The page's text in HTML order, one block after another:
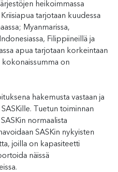
heikoimmassa
tarjotaan kuudessa
Myanmarissa,
Filippiineillä ja
apua tarjotaan korkeintaan
kokonaissumma on
hakemusta vastaan ja
Tuetun toiminnan
normaalista
SASKin nykyisten
joilla on kapasiteetti
näissä